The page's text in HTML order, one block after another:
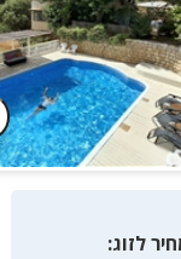
לזוג: